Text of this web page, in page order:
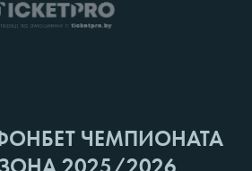
ЧЕМПИОНАТА